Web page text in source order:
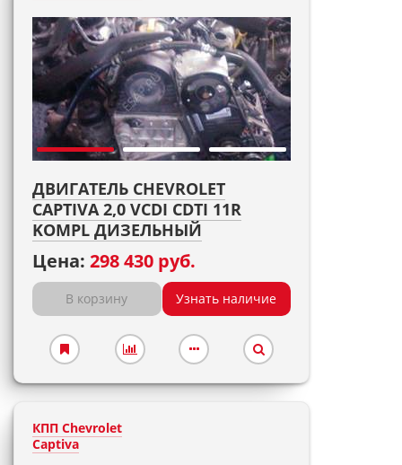
ДВИГАТЕЛЬ CHEVROLET
CAPTIVA 2,0 VCDI CDTI 11R
KOMPL ДИЗЕЛЬНЫЙ
Цена: 298 430 руб.
В корзину Узнать наличие
КПП Chevrolet
Captiva